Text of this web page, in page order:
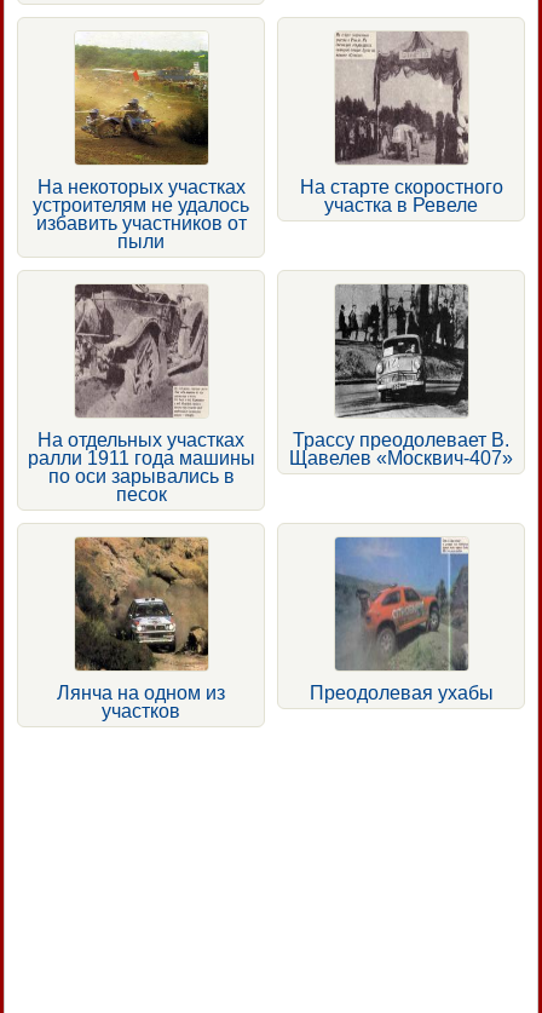
На некоторых участках
устроителям не удалось
избавить участников от
пыли
На старте скоростного
участка в Ревеле
На отдельных участках
ралли 1911 года машины
по оси зарывались в
песок
Трассу преодолевает В.
Щавелев «Москвич-407»
Лянча на одном из
участков
Преодолевая ухабы